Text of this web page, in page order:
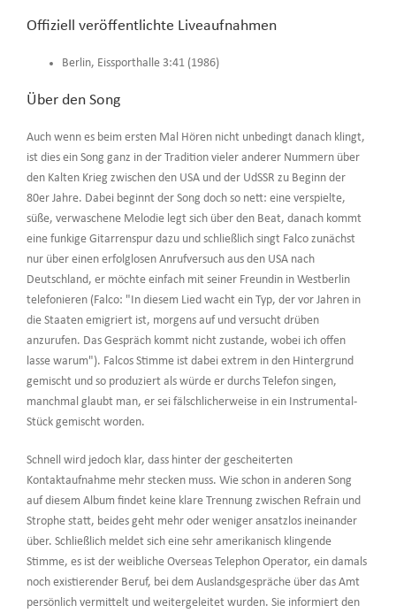
Offiziell veröffentlichte Liveaufnahmen
Berlin, Eissporthalle 3:41 (1986)
Über den Song
Auch wenn es beim ersten Mal Hören nicht unbedingt danach klingt,
ist dies ein Song ganz in der Tradition vieler anderer Nummern über
den Kalten Krieg zwischen den USA und der UdSSR zu Beginn der
80er Jahre. Dabei beginnt der Song doch so nett: eine verspielte,
süße, verwaschene Melodie legt sich über den Beat, danach kommt
eine funkige Gitarrenspur dazu und schließlich singt Falco zunächst
nur über einen erfolglosen Anrufversuch aus den USA nach
Deutschland, er möchte einfach mit seiner Freundin in Westberlin
telefonieren (Falco: "In diesem Lied wacht ein Typ, der vor Jahren in
die Staaten emigriert ist, morgens auf und versucht drüben
anzurufen. Das Gespräch kommt nicht zustande, wobei ich offen
lasse warum"). Falcos Stimme ist dabei extrem in den Hintergrund
gemischt und so produziert als würde er durchs Telefon singen,
manchmal glaubt man, er sei fälschlicherweise in ein Instrumental-
Stück gemischt worden.
Schnell wird jedoch klar, dass hinter der gescheiterten
Kontaktaufnahme mehr stecken muss. Wie schon in anderen Song
auf diesem Album findet keine klare Trennung zwischen Refrain und
Strophe statt, beides geht mehr oder weniger ansatzlos ineinander
über. Schließlich meldet sich eine sehr amerikanisch klingende
Stimme, es ist der weibliche Overseas Telephon Operator, ein damals
noch existierender Beruf, bei dem Auslandsgespräche über das Amt
persönlich vermittelt und weitergeleitet wurden. Sie informiert den